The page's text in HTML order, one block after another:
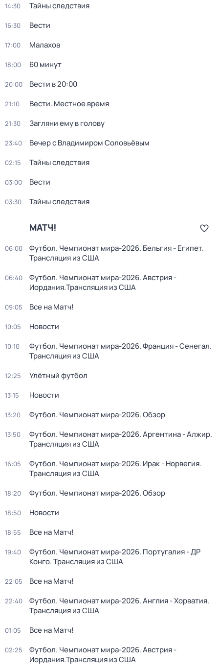
14:30 Тайны следствия
16:30 Вести
17:00 Малахов
18:00 60 минут
20:00 Вести в 20:00
21:10 Вести. Местное время
21:30 Загляни ему в голову
23:40 Вечер с Владимиром Соловьёвым
02:15 Тайны следствия
03:00 Вести
03:30 Тайны следствия
МАТЧ!
06:00
Футбол. Чемпионат мира-2026. Бельгия - Египет.
Трансляция из США
06:40
Футбол. Чемпионат мира-2026. Австрия -
Иордания.Трансляция из США
09:05 Все на Матч!
10:05 Новости
10:10
Футбол. Чемпионат мира-2026. Франция - Сенегал.
Трансляция из США
12:25 Улётный футбол
13:15 Новости
13:20 Футбол. Чемпионат мира-2026. Обзор
13:50
Футбол. Чемпионат мира-2026. Аргентина - Алжир.
Трансляция из США
16:05
Футбол. Чемпионат мира-2026. Ирак - Норвегия.
Трансляция из США
18:20 Футбол. Чемпионат мира-2026. Обзор
18:50 Новости
18:55 Все на Матч!
19:40
Футбол. Чемпионат мира-2026. Португалия - ДР
Конго. Трансляция из США
22:05 Все на Матч!
22:40
Футбол. Чемпионат мира-2026. Англия - Хорватия.
Трансляция из США
01:05 Все на Матч!
02:25
Футбол. Чемпионат мира-2026. Австрия -
Иордания.Трансляция из США